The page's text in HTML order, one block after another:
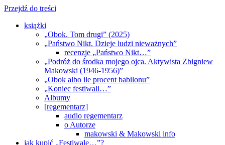
Przejdź do treści
książki
„Obok. Tom drugi” (2025)
„Państwo Nikt. Dzieje ludzi nieważnych”
recenzje „Państwo Nikt…”
„Podróż do środka mojego ojca. Aktywista Zbigniew
Makowski (1946-1956)”
„Obok albo ile procent babilonu”
„Koniec festiwali…”
Albumy
[regementarz]
audio regementarz
o Autorze
makowski & Makowski info
jak kupić „Festiwale…”?